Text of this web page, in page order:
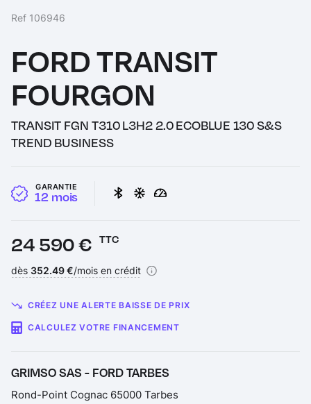
Message
Messenger
Link
Ref 106946
FORD TRANSIT
FOURGON
TRANSIT FGN T310 L3H2 2.0 ECOBLUE 130 S&S
TREND BUSINESS
GARANTIE
12 mois
Prix :
24 590 € TTC
Financement :
dès 352.49 €/mois en crédit
CRÉEZ UNE ALERTE BAISSE DE PRIX
CALCULEZ VOTRE FINANCEMENT
GRIMSO SAS - FORD TARBES
Rond-Point Cognac 65000 Tarbes